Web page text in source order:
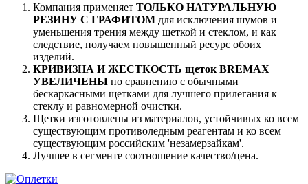
Компания применяет ТОЛЬКО НАТУРАЛЬНУЮ
РЕЗИНУ С ГРАФИТОМ для исключения шумов и
уменьшения трения между щеткой и стеклом, и как
следствие, получаем повышенный ресурс обоих
изделий.
КРИВИЗНА И ЖЕСТКОСТЬ щеток BREMAX
УВЕЛИЧЕНЫ по сравнению с обычными
бескаркасными щетками для лучшего прилегания к
стеклу и равномерной очистки.
Щетки изготовлены из материалов, устойчивых ко всем
существующим противоледным реагентам и ко всем
существующим российским 'незамерзайкам'.
Лучшее в сегменте соотношение качество/цена.